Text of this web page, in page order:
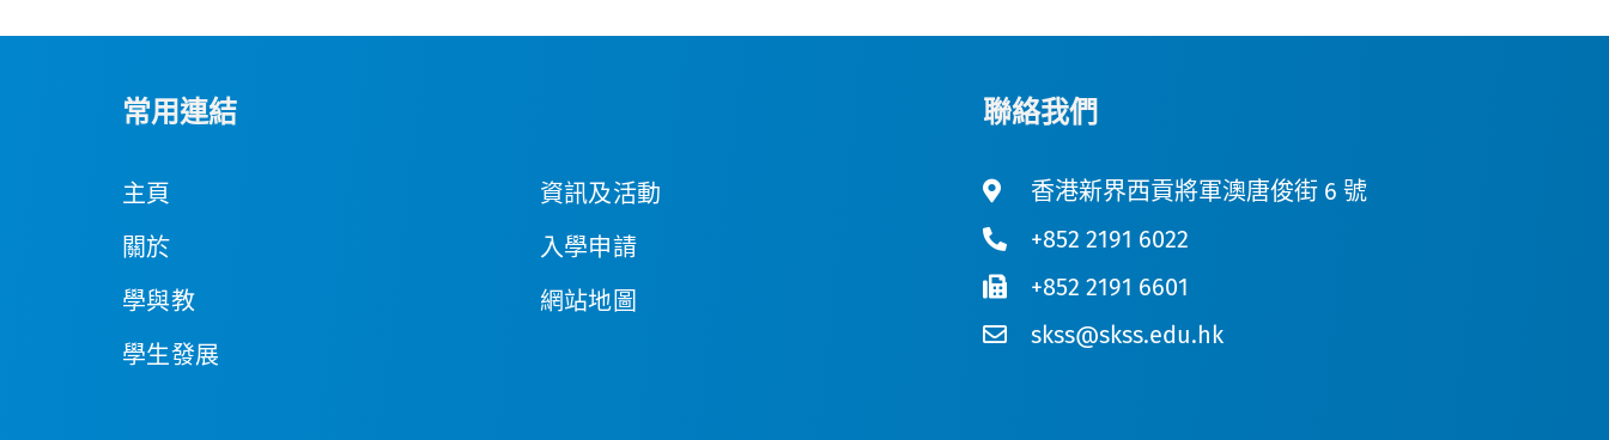
常用連結
主頁
關於
學與教
學生發展
資訊及活動
入學申請
網站地圖
聯絡我們
香港新界西貢將軍澳唐俊街 6 號
+852 2191 6022
+852 2191 6601
skss@skss.edu.hk